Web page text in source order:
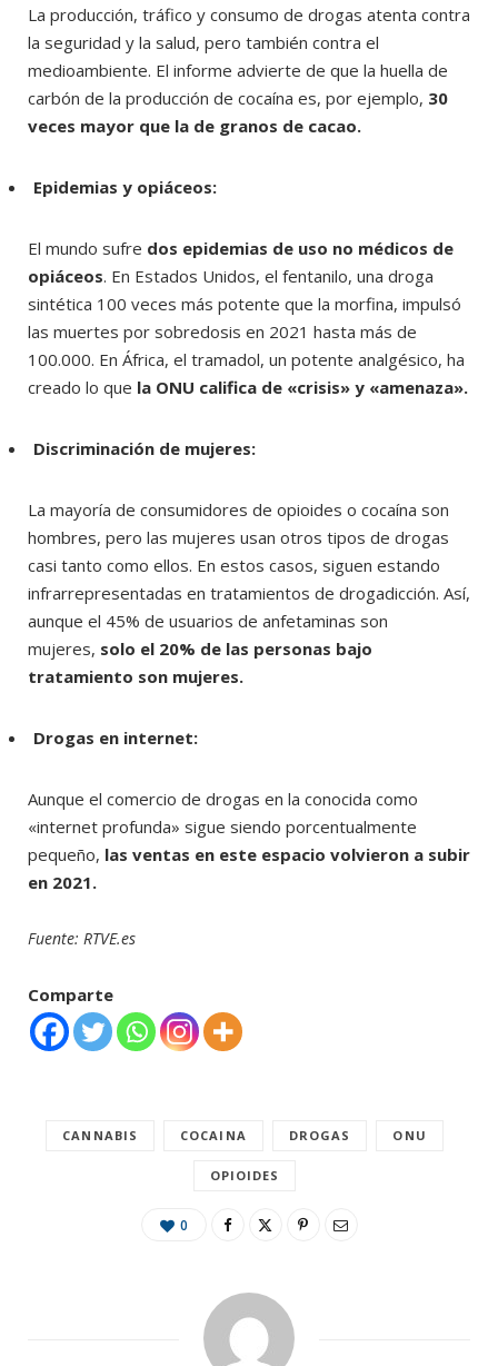
La producción, tráfico y consumo de drogas atenta contra
la seguridad y la salud, pero también contra el
medioambiente. El informe advierte de que la huella de
carbón de la producción de cocaína es, por ejemplo, 30
veces mayor que la de granos de cacao.
Epidemias y opiáceos:
El mundo sufre dos epidemias de uso no médicos de
opiáceos. En Estados Unidos, el fentanilo, una droga
sintética 100 veces más potente que la morfina, impulsó
las muertes por sobredosis en 2021 hasta más de
100.000. En África, el tramadol, un potente analgésico, ha
creado lo que la ONU califica de «crisis» y «amenaza».
Discriminación de mujeres:
La mayoría de consumidores de opioides o cocaína son
hombres, pero las mujeres usan otros tipos de drogas
casi tanto como ellos. En estos casos, siguen estando
infrarrepresentadas en tratamientos de drogadicción. Así,
aunque el 45% de usuarios de anfetaminas son
mujeres, solo el 20% de las personas bajo
tratamiento son mujeres.
Drogas en internet:
Aunque el comercio de drogas en la conocida como
«internet profunda» sigue siendo porcentualmente
pequeño, las ventas en este espacio volvieron a subir
en 2021.
Fuente: RTVE.es
Comparte
CANNABIS COCAINA DROGAS ONU
OPIOIDES
0